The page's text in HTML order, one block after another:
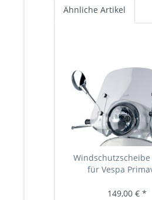
Ähnliche Artikel
für Vespa
149,00 € *